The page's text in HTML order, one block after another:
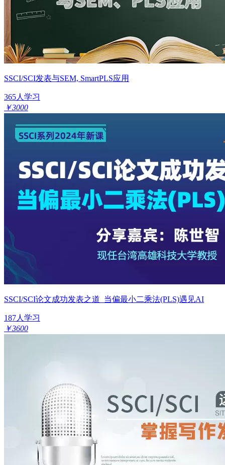
SSCI/SCI发表与SEM, SmartPLS应用
365人学习
￥3000
SSCI/SCI论文成功发表之道_当偏最小二乘法(PLS)遇见AI
187人学习
￥3600